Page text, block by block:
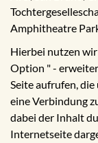
Amphitheatre
Hierbei nutzen
Option " -
Seite aufrufen,
eine Verbindung
dabei der Inhalt
Internetseite